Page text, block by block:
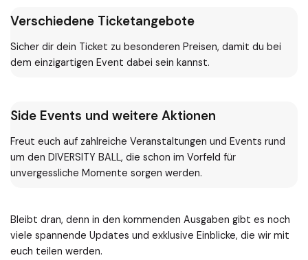
Verschiedene Ticketangebote
Sicher dir dein Ticket zu besonderen Preisen, damit du bei
dem einzigartigen Event dabei sein kannst.
Side Events und weitere Aktionen
Freut euch auf zahlreiche Veranstaltungen und Events rund
um den DIVERSITY BALL, die schon im Vorfeld für
unvergessliche Momente sorgen werden.
Bleibt dran, denn in den kommenden Ausgaben gibt es noch
viele spannende Updates und exklusive Einblicke, die wir mit
euch teilen werden.